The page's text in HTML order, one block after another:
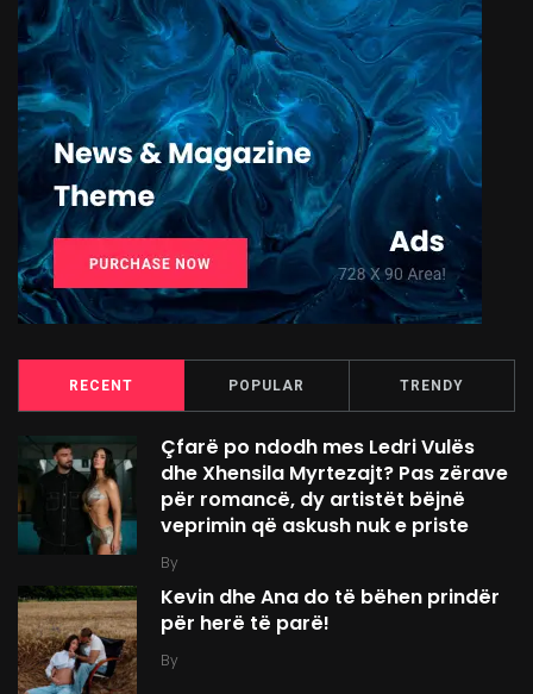
RECENT POPULAR TRENDY
Çfarë po ndodh mes Ledri Vulës
dhe Xhensila Myrtezajt? Pas zërave
për romancë, dy artistët bëjnë
veprimin që askush nuk e priste
By
Kevin dhe Ana do të bëhen prindër
për herë të parë!
By